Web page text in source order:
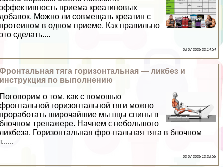
эффективность приема креатиновых
добавок. Можно ли совмещать креатин с
протеином в одном приеме. Как правильно
это сделать....
03 07 2026 22:14:54
Фронтальная тяга горизонтальная — ликбез и
инструкция по выполнению
Поговорим о том, как с помощью
фронтальной горизонтальной тяги можно
проработать широчайшие мышцы спины в
блочном тренажере. Начнем с небольшого
ликбеза. Горизонтальная фронтальная тяга в блочном
т......
02 07 2026 12:23:56